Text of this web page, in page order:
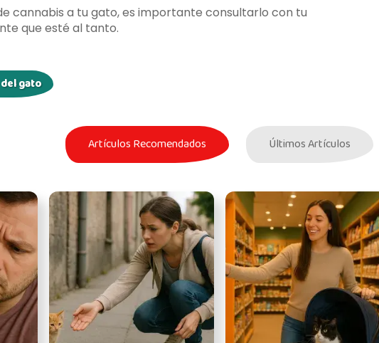
cannabis a tu gato, es importante consultarlo con tu
que esté al tanto.
gato
Artículos Recomendados Últimos Artículos